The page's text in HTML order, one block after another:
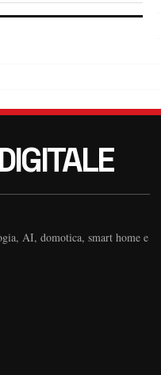
AI, domotica, smart home e